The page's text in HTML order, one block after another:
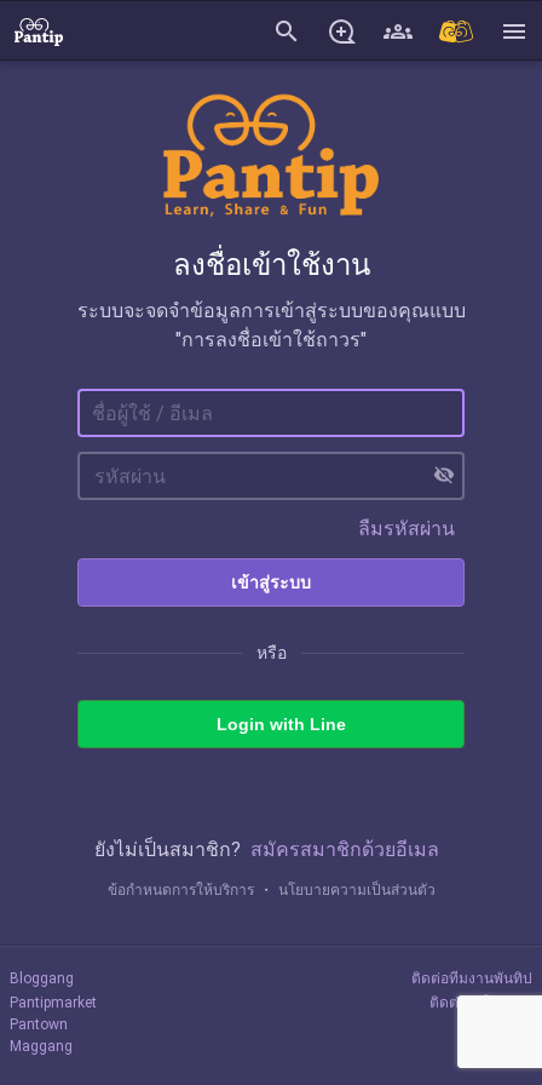
search menu
ลงชื่อเข้าใช้งาน
ระบบจะจดจำข้อมูลการเข้าสู่ระบบของคุณแบบ
"การลงชื่อเข้าใช้ถาวร"
visibility_off
ลืมรหัสผ่าน
เข้าสู่ระบบ
หรือ
Login with Line
ยังไม่เป็นสมาชิก? สมัครสมาชิกด้วยอีเมล
ข้อกำหนดการให้บริการ ・ นโยบายความเป็นส่วนตัว
Bloggang
Pantipmarket
Pantown
Maggang
ติดต่อทีมงานพันทิป
ติดต่อลงโฆษณา